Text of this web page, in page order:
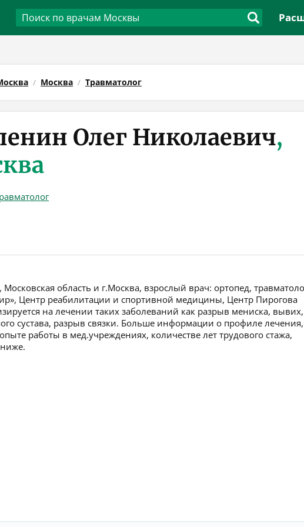
Москва Травматолог
Олег Николаевич,
область и г.Москва, взрослый врач: ортопед,
Центр реабилитации и спортивной медицины, Центр Пирогова
на лечении таких заболеваний как разрыв мениска, вывих,
сустава, разрыв связки. Больше информации о профиле лечения,
работы в мед.учреждениях, количестве лет трудового стажа,